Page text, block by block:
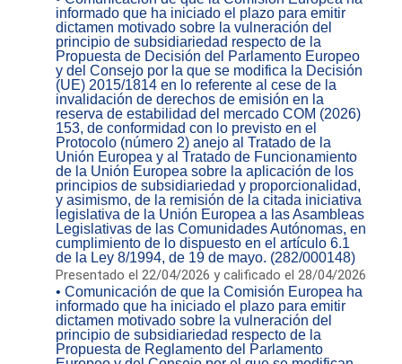
informado que ha iniciado el plazo para emitir
dictamen motivado sobre la vulneración del
principio de subsidiariedad respecto de la
Propuesta de Decisión del Parlamento Europeo
y del Consejo por la que se modifica la Decisión
(UE) 2015/1814 en lo referente al cese de la
invalidación de derechos de emisión en la
reserva de estabilidad del mercado COM (2026)
153, de conformidad con lo previsto en el
Protocolo (número 2) anejo al Tratado de la
Unión Europea y al Tratado de Funcionamiento
de la Unión Europea sobre la aplicación de los
principios de subsidiariedad y proporcionalidad,
y asimismo, de la remisión de la citada iniciativa
legislativa de la Unión Europea a las Asambleas
Legislativas de las Comunidades Autónomas, en
cumplimiento de lo dispuesto en el artículo 6.1
de la Ley 8/1994, de 19 de mayo. (282/000148)
Presentado el 22/04/2026 y calificado el 28/04/2026
• Comunicación de que la Comisión Europea ha
informado que ha iniciado el plazo para emitir
dictamen motivado sobre la vulneración del
principio de subsidiariedad respecto de la
Propuesta de Reglamento del Parlamento